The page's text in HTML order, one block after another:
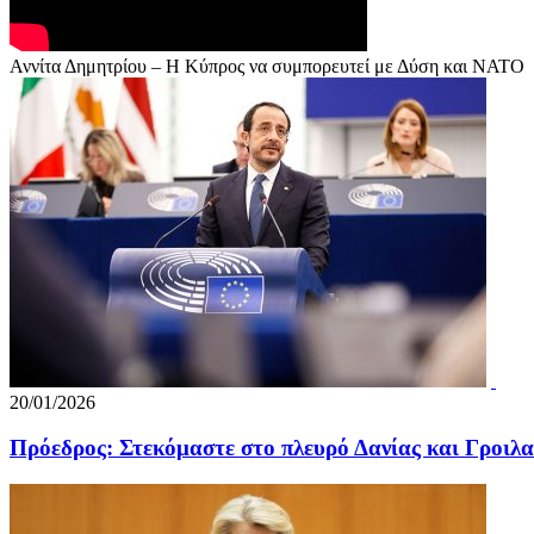
Αννίτα Δημητρίου – Η Κύπρος να συμπορευτεί με Δύση και ΝΑΤΟ
20/01/2026
Πρόεδρος: Στεκόμαστε στο πλευρό Δανίας και